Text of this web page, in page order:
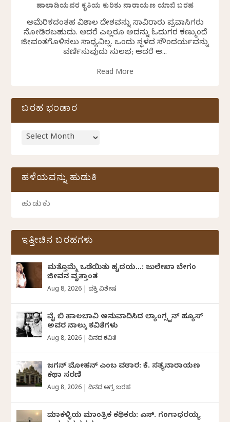
ಹಾಲಾಡಿಯವರ ಕೃತಿಯ ಕುರಿತು ನಾರಾಯಣ ಯಾಜಿ ಬರಹ
ಅಮೆರಿಕದಂತಹ ವಿಶಾಲ ದೇಶವನ್ನು ಸಾವಿರಾರು ಪ್ರವಾಸಿಗರು
ನೋಡಿರಬಹುದು. ಆದರೆ ಎಲ್ಲರೂ ಅದನ್ನು ಓದುಗರ ಕಣ್ಮುಂದೆ
ಜೀವಂತಗೊಳಿಸಲು ಸಾಧ್ಯವಿಲ್ಲ. ಒಂದು ಸ್ಥಳದ ಸೌಂದರ್ಯವನ್ನು
ವರ್ಣಿಸುವುದು ಸುಲಭ; ಆದರೆ ಆ...
Read More
ಬರಹ ಭಂಡಾರ
ಹಳೆಯವನ್ನು ಹುಡುಕಿ
ಇತ್ತೀಚಿನ ಬರಹಗಳು
ಮತ್ತೊಮ್ಮೆ ಒಡೆಯಿತು ಹೃದಯ…: ಜುಲೇಖಾ ಬೇಗಂ
ಜೀವನ ವೃತ್ತಾಂತ
Aug 8, 2026 ವ್ಯಕ್ತಿ ವಿಶೇಷ
ವೈ ಬಿ ಹಾಲಬಾವಿ ಅನುವಾದಿಸಿದ ಲ್ಯಾಂಗ್ಸ್ಟನ್ ಹ್ಯೂಸ್
ಅವರ ನಾಲ್ಕು ಕವಿತೆಗಳು
Aug 8, 2026 |ದಿನದ ಕವಿತೆ
ಜಗನ್‌ ಮೋಹನ್‌ ಎಂಬ ವಠಾರ: ಕೆ. ಸತ್ಯನಾರಾಯಣ
ಕಥಾ ಸರಣಿ
Aug 8, 2026 |ದಿನದ ಅಗ್ರ ಬರಹ
ಮಾಕಳ್ಳಿಯ ಮಾಂತ್ರಿಕ ಕಥಿಕರು: ಎಸ್. ಗಂಗಾಧರಯ್ಯ